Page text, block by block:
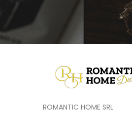
ROMANTIC HOME SRL